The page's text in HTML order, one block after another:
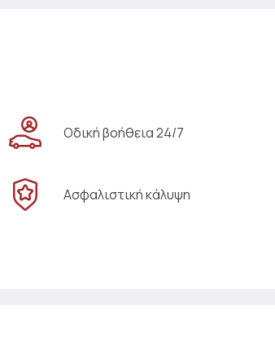
Οδική βοήθεια 24/7
Ασφαλιστική κάλυψη